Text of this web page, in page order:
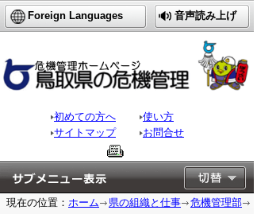
Foreign Languages 音声読み上げ
初めての方へ
使い方
サイトマップ
お問合せ
現在の位置： ホーム 県の組織と仕事
危機管理部